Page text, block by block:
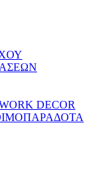
DECOR